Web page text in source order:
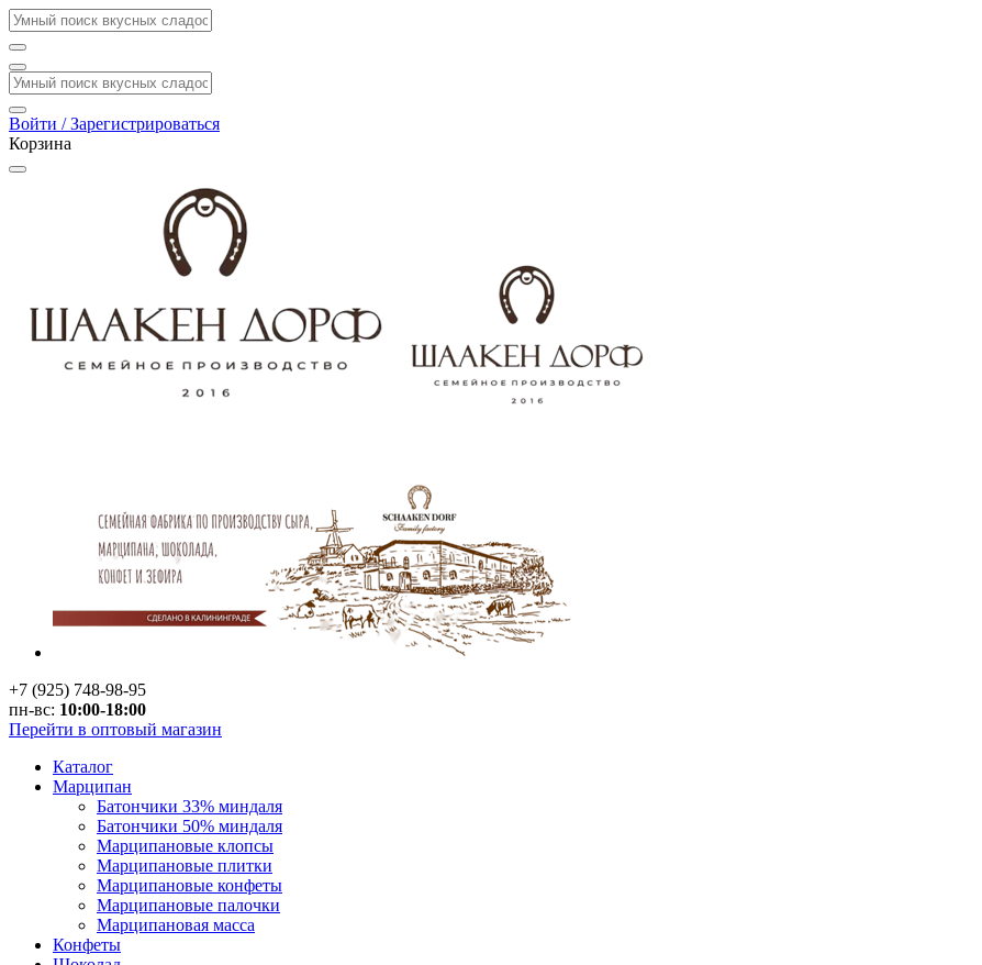
Войти / Зарегистрироваться
Корзина
+7 (925) 748-98-95
пн-вс: 10:00-18:00
Перейти в оптовый магазин
Каталог
Марципан
Батончики 33% миндаля
Батончики 50% миндаля
Марципановые клопсы
Марципановые плитки
Марципановые конфеты
Марципановые палочки
Марципановая масса
Конфеты